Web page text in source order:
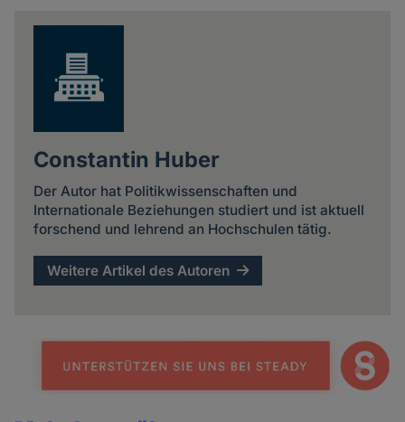
Constantin Huber
Der Autor hat Politikwissenschaften und
Internationale Beziehungen studiert und ist aktuell
forschend und lehrend an Hochschulen tätig.
Weitere Artikel des Autoren